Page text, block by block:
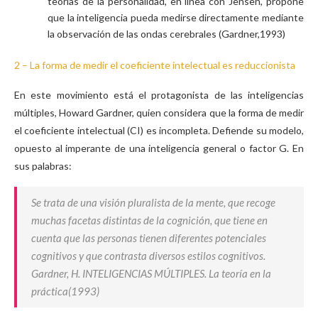
que la inteligencia pueda medirse directamente mediante
la observación de las ondas cerebrales (Gardner,1993)
2 – La forma de medir el coeficiente intelectual es reduccionista
En este movimiento está el protagonista de las inteligencias
múltiples, Howard Gardner, quien considera que la forma de medir
el coeficiente intelectual (CI) es incompleta. Defiende su modelo,
opuesto al imperante de una inteligencia general o factor G. En
sus palabras:
Se trata de una visión pluralista de la mente, que recoge
muchas facetas distintas de la cognición, que tiene en
cuenta que las personas tienen diferentes potenciales
cognitivos y que contrasta diversos estilos cognitivos.
Gardner, H. INTELIGENCIAS MÚLTIPLES. La teoría en la
práctica(1993)